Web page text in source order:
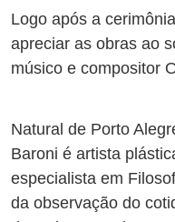
Logo após a
apreciar as obras ao
músico e compositor
Natural de Porto
Baroni é artista
especialista em
da observação do